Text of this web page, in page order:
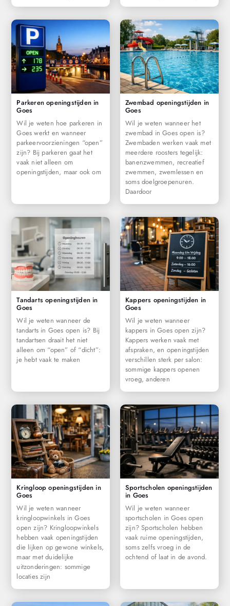
Parkeren openingstijden in
Goes
Wil je weten hoe parkeren in
Goes werkt en wanneer
parkeervoorzieningen “open”
zijn? Bij parkeren gaat het
vaak niet alleen om
openingstijden, maar ook om
Zwembad openingstijden in
Goes
Wil je weten wanneer het
zwembad in Goes open is?
Zwembaden werken vaak met
meerdere roosters tegelijk:
banenzwemmen, recreatief
zwemmen, zwemlessen en
soms doelgroepenuren.
Daardoor
Tandarts openingstijden in
Goes
Wil je weten wanneer de
tandarts in Goes open is? Bij
tandartsen draait het niet
alleen om “open” of “dicht”:
je hebt vaak te maken
Kappers openingstijden in
Goes
Wil je weten wanneer
kappers in Goes open zijn?
Kappers werken vaak met
afspraken, en openingstijden
verschillen sterk per salon:
sommige kappers openen
vroeg, anderen
Kringloop openingstijden in
Goes
Wil je weten wanneer
kringloopwinkels in Goes
open zijn? Kringloopwinkels
hebben vaak openingstijden
die lijken op gewone winkels,
maar met duidelijke
uitzonderingen: sommige
locaties zijn
Sportscholen openingstijden
in Goes
Wil je weten wanneer
sportscholen in Goes open
zijn? Sportscholen hebben
vaak ruime openingstijden,
soms zelfs vroeg in de
ochtend of laat in de avond.